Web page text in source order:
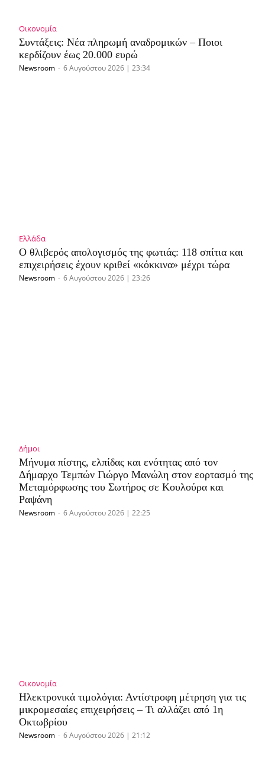
Οικονομία
Συντάξεις: Νέα πληρωμή αναδρομικών – Ποιοι
κερδίζουν έως 20.000 ευρώ
Newsroom - 6 Αυγούστου 2026 | 23:34
Ελλάδα
Ο θλιβερός απολογισμός της φωτιάς: 118 σπίτια και
επιχειρήσεις έχουν κριθεί «κόκκινα» μέχρι τώρα
Newsroom - 6 Αυγούστου 2026 | 23:26
Δήμοι
Μήνυμα πίστης, ελπίδας και ενότητας από τον
Δήμαρχο Τεμπών Γιώργο Μανώλη στον εορτασμό της
Μεταμόρφωσης του Σωτήρος σε Κουλούρα και
Ραψάνη
Newsroom - 6 Αυγούστου 2026 | 22:25
Οικονομία
Ηλεκτρονικά τιμολόγια: Αντίστροφη μέτρηση για τις
μικρομεσαίες επιχειρήσεις – Τι αλλάζει από 1η
Οκτωβρίου
Newsroom - 6 Αυγούστου 2026 | 21:12